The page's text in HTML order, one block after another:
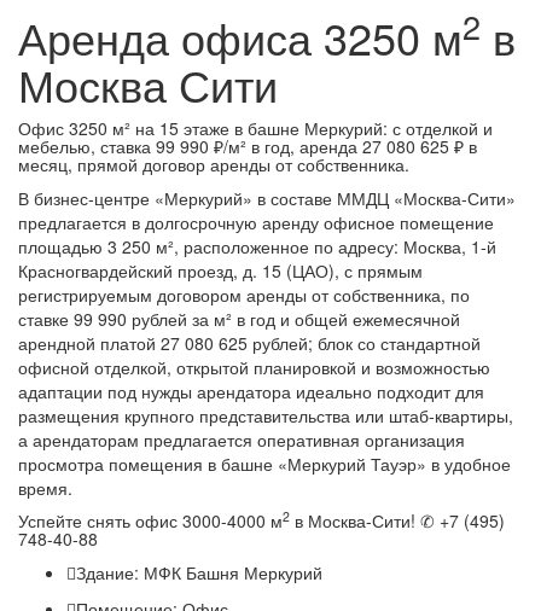
Аренда офиса 3250 м2 в
Москва Сити
Офис 3250 м² на 15 этаже в башне Меркурий: с отделкой и
мебелью, ставка 99 990 ₽/м² в год, аренда 27 080 625 ₽ в
месяц, прямой договор аренды от собственника.
В бизнес-центре «Меркурий» в составе ММДЦ «Москва-Сити»
предлагается в долгосрочную аренду офисное помещение
площадью 3 250 м², расположенное по адресу: Москва, 1-й
Красногвардейский проезд, д. 15 (ЦАО), с прямым
регистрируемым договором аренды от собственника, по
ставке 99 990 рублей за м² в год и общей ежемесячной
арендной платой 27 080 625 рублей; блок со стандартной
офисной отделкой, открытой планировкой и возможностью
адаптации под нужды арендатора идеально подходит для
размещения крупного представительства или штаб-квартиры,
а арендаторам предлагается оперативная организация
просмотра помещения в башне «Меркурий Тауэр» в удобное
время.
Успейте снять офис 3000-4000 м2 в Москва-Сити! ✆ +7 (495)
748-40-88
Здание: МФК Башня Меркурий